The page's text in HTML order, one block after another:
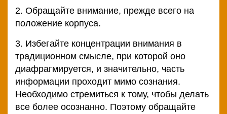
2. Обращайте внимание, прежде всего на
положение корпуса.
3. Избегайте концентрации внимания в
традиционном смысле, при которой оно
диафрагмируется, и значительно, часть
информации проходит мимо сознания.
Необходимо стремиться к тому, чтобы делать
все более осознанно. Поэтому обращайте